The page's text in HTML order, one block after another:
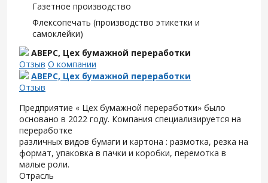
Газетное производство
Флексопечать (производство этикетки и
самоклейки)
АВЕРС, Цех бумажной переработки
Отзыв О компании
АВЕРС, Цех бумажной переработки
Отзыв
Предприятие « Цех бумажной переработки» было
основано в 2022 году. Компания специализируется на
переработке
различных видов бумаги и картона : размотка, резка на
формат, упаковка в пачки и коробки, перемотка в
малые роли.
Отрасль